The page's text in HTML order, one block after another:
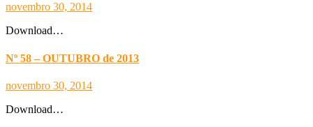
novembro 30, 2014
Download…
Nº 58 – OUTUBRO de 2013
novembro 30, 2014
Download…